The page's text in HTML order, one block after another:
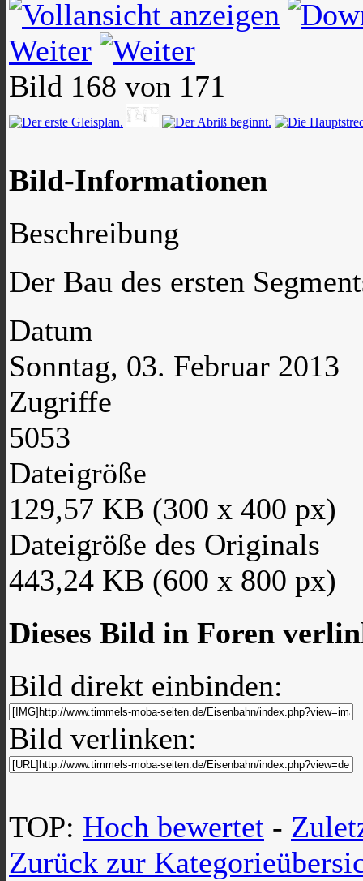
Weiter
Bild 168 von 171
Bild-Informationen
Beschreibung
Der Bau des ersten
Datum
Sonntag, 03. Februar 2013
Zugriffe
5053
Dateigröße
129,57 KB (300 x 400 px)
Dateigröße des Originals
443,24 KB (600 x 800 px)
Dieses Bild in Foren
Bild direkt einbinden:
Bild verlinken:
TOP: Hoch bewertet -
Zurück zur